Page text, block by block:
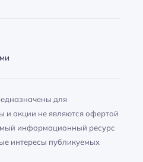
для
и акции не являются офертой
информационный ресурс
интересы публикуемых